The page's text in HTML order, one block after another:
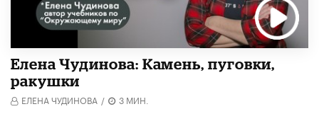
Елена Чудинова: Камень, пуговки,
ракушки
ЕЛЕНА ЧУДИНОВА / 3 МИН.